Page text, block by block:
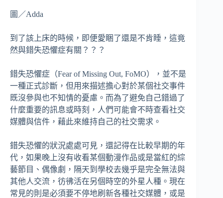
圖／Adda
到了該上床的時候，即便愛睏了還是不肯睡，這竟
然與錯失恐懼症有關？？？
錯失恐懼症（Fear of Missing Out, FoMO），並不是
一種正式診斷，但用來描述擔心對於某個社交事件
既沒參與也不知情的憂慮。而為了避免自己錯過了
什麼重要的訊息或時刻，人們可能會不時查看社交
媒體與信件，藉此來維持自己的社交需求。
錯失恐懼的狀況處處可見，還記得在比較早期的年
代，如果晚上沒有收看某個動漫作品或是當紅的綜
藝節目、偶像劇，隔天到學校去幾乎是完全無法與
其他人交流，彷彿活在另個時空的外星人種。現在
常見的則是必須要不停地刷新各種社交媒體，或是